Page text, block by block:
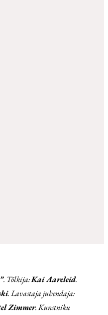
. Tõlkija:Kai Aareleid.
. Lavastaja juhendaja:
Zimmer. Kunstniku